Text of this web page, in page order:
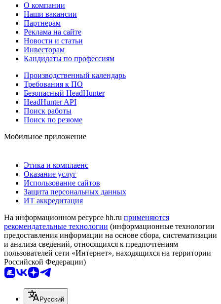
О компании
Наши вакансии
Партнерам
Реклама на сайте
Новости и статьи
Инвесторам
Кандидаты по профессиям
Производственный календарь
Требования к ПО
Безопасный HeadHunter
HeadHunter API
Поиск работы
Поиск по резюме
Мобильное приложение
Этика и комплаенс
Оказание услуг
Использование сайтов
Защита персональных данных
ИТ аккредитация
На информационном ресурсе hh.ru применяются
рекомендательные технологии (информационные технологии
предоставления информации на основе сбора, систематизации
и анализа сведений, относящихся к предпочтениям
пользователей сети «Интернет», находящихся на территории
Российской Федерации)
Русский